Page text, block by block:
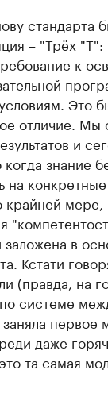
стандарта
– "Трёх
к
Это
отличие. Мы
и
знание
на
крайней
в
Кстати
(правда, на
системе
даже
та самая